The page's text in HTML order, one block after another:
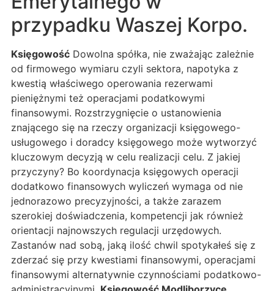
przypadku Waszej Korpo.
Księgowość Dowolna spółka, nie zważając zależnie
od firmowego wymiaru czyli sektora, napotyka z
kwestią właściwego operowania rezerwami
pieniężnymi też operacjami podatkowymi
finansowymi. Rozstrzygnięcie o ustanowienia
znającego się na rzeczy organizacji księgowego-
usługowego i doradcy księgowego może wytworzyć
kluczowym decyzją w celu realizacji celu. Z jakiej
przyczyny? Bo koordynacja księgowych operacji
dodatkowo finansowych wyliczeń wymaga od nie
jednorazowo precyzyjności, a także zarazem
szerokiej doświadczenia, kompetencji jak również
orientacji najnowszych regulacji urzędowych.
Zastanów nad sobą, jaką ilość chwil spotykałeś się z
zderzać się przy kwestiami finansowymi, operacjami
finansowymi alternatywnie czynnościami podatkowo-